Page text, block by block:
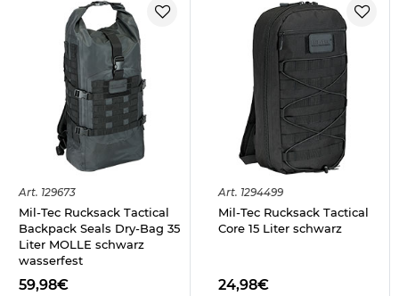
Art. 129673
Mil-Tec Rucksack Tactical
Backpack Seals Dry-Bag 35
Liter MOLLE schwarz
wasserfest
59,98€
Art. 1294499
Mil-Tec Rucksack Tactical
Core 15 Liter schwarz
24,98€